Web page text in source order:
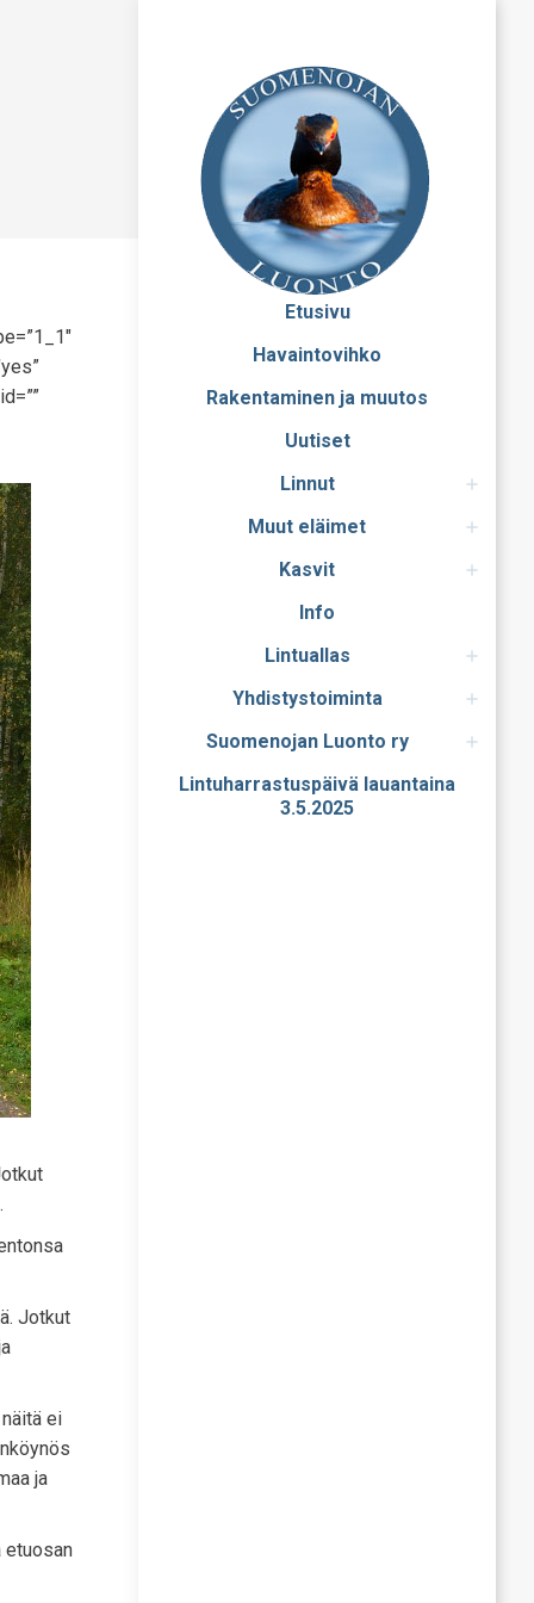
Etusivu
Havaintovihko
Rakentaminen ja muutos
Uutiset
Linnut
Muut eläimet
Kasvit
Info
Lintuallas
Yhdistystoiminta
Suomenojan Luonto ry
Lintuharrastuspäivä lauantaina
3.5.2025
Jotkut
ei
ja
etuosan